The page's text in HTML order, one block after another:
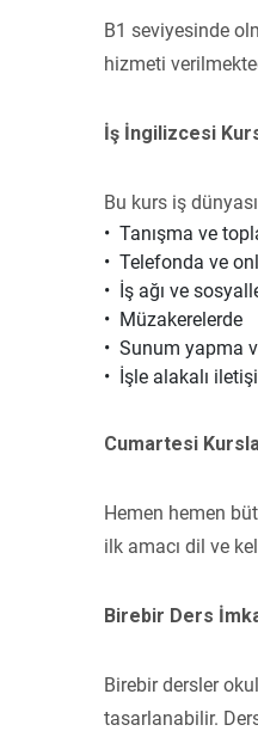
B1 seviyesinde
hizmeti
İş İngilizcesi
Bu kurs iş
• Tanışma ve
• Telefonda ve
• İş ağı ve
• Müzakerelerde
• Sunum yapma
• İşle alakalı
Cumartesi
Hemen hemen
ilk amacı dil ve
Birebir Ders
Birebir dersler
tasarlanabilir.